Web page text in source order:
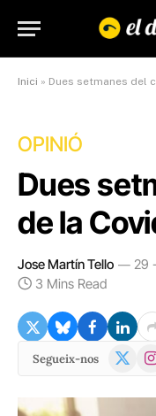
Inici » Dues setmanes del
OPINIÓ
Dues
de la
Jose Martín Tello
29
3 Mins Read
Segueix-nos
X